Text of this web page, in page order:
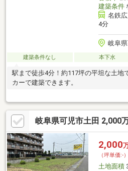
建築条件
名鉄
4分
岐阜
建築条件なし 本下水
駅まで徒歩4分！約117坪の平坦な土地
カーで建築できます。
岐阜県可児市土田 2,000
2,000
（坪単価:-）
土地面積